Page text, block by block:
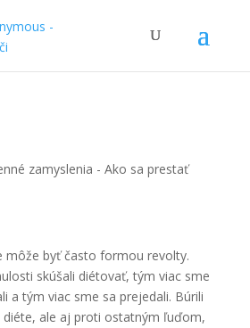
zamyslenia - Ako sa prestať
môže byť často formou revolty.
skúšali diétovať, tým viac sme
a tým viac sme sa prejedali. Búrili
diéte, ale aj proti ostatným ľuďom,